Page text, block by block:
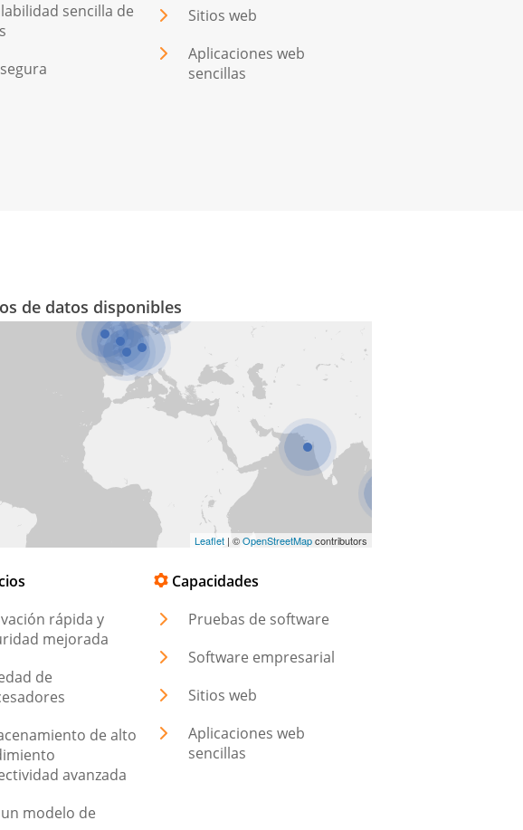
sencilla de
Sitios web
Aplicaciones web
sencillas
de datos disponibles
Leaflet| ©OpenStreetMapcontributors
rápida y
mejorada
de
de alto
avanzada
modelo de
Capacidades
Pruebas de software
Software empresarial
Sitios web
Aplicaciones web
sencillas